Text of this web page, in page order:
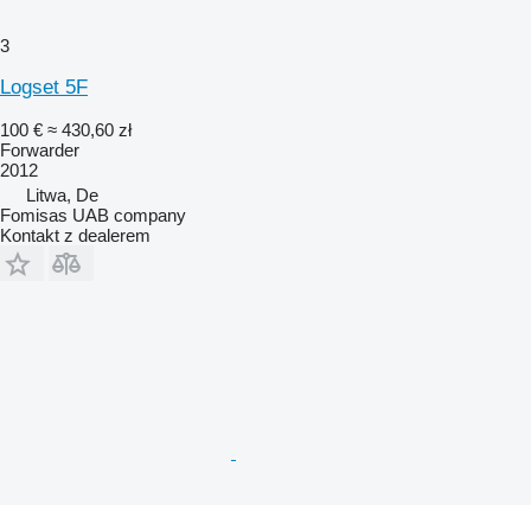
3
Logset 5F
100 € ≈ 430,60 zł
Forwarder
2012
Litwa, De
Fomisas UAB company
Kontakt z dealerem